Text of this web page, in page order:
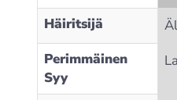
Häiritsijä
Perimmäinen
Syy